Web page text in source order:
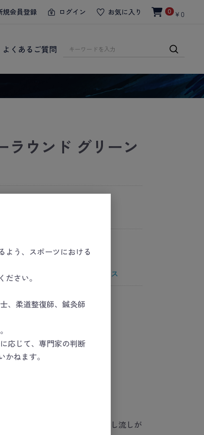
規会員登録 ログイン お気に入り 0 ￥0
よくあるご質問
よう、スポーツにおける
さい。
、柔道整復師、鍼灸師
応じて、専門家の判断
ねます。
ラウンド グリーン
バリー マッサージ／リリース
イントリリースから面での押し流しが